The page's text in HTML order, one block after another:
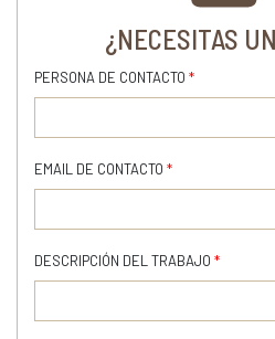
¿NECESITAS
PERSONA DE CONTACTO *
EMAIL DE CONTACTO *
DESCRIPCIÓN DEL TRABAJO *